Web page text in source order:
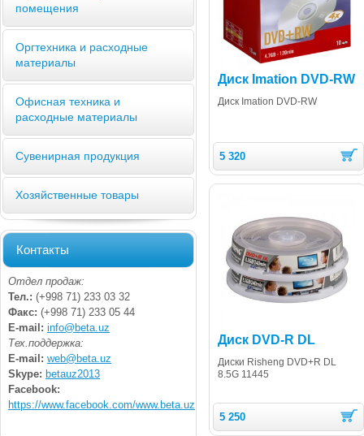
помещения
Оргтехника и расходные
материалы
Офисная техника и
расходные материалы
Сувенирная продукция
Хозяйственные товары
Контакты
Отдел продаж:
Тел.: (+998 71) 233 03 32
Факс: (+998 71) 233 05 44
E-mail: info@beta.uz
Тех.поддержка:
E-mail: web@beta.uz
Skype: betauz2013
Facebook:
https://www.facebook.com/www.beta.uz
Диск Imation DVD-RW
Диск Imation DVD-RW
5 320
Диск DVD-R DL
Диски Risheng DVD+R DL
8.5G 11445
5 250